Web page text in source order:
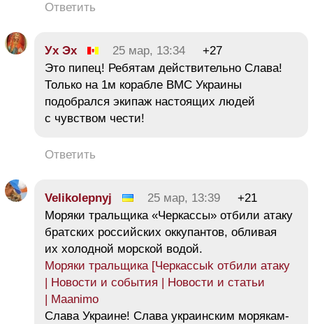
Ответить
Ух Эх 25 мар, 13:34
+27
Это пипец! Ребятам действительно Слава!
Только на 1м корабле ВМС Украины
подобрался экипаж настоящих людей
с чувством чести!
Ответить
Velikolepnyj 25 мар, 13:39
+21
Моряки тральщика «Черкассы» отбили атаку
братских российских оккупантов, обливая
их холодной морской водой.
Моряки тральщика [Черкассыk отбили атаку
| Новости и события | Новости и статьи
| Maanimo
Слава Украине! Слава украинским морякам-